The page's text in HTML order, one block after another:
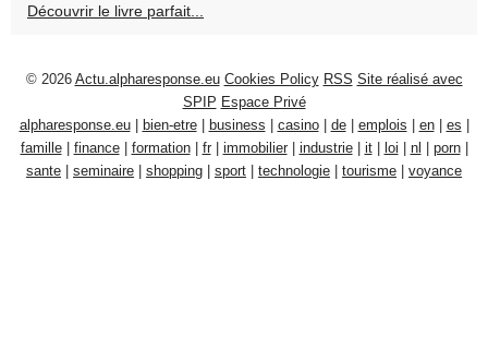
Découvrir le livre parfait...
© 2026 Actu.alpharesponse.eu Cookies Policy RSS Site réalisé avec
SPIP Espace Privé
alpharesponse.eu| bien-etre| business casino| de| emplois en| es
famille| finance| formation| fr| immobilier| industrie| it| loi nl porn|
sante
seminaire shopping sport technologie tourisme voyance